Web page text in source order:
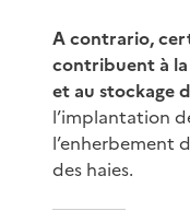
A contrario,
contribuent à la
et au stockage
l’implantation
l’enherbement
des haies.